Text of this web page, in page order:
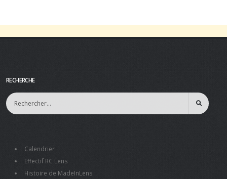
RECHERCHE
Calendrier
Effectif RC Lens
Histoire de MadeInLens